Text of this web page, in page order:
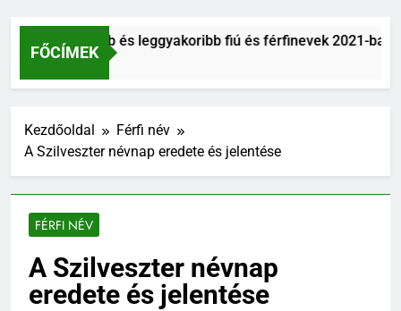
FŐCÍMEK
Legnépszerűbb és leggyakoribb fiú és férfinevek 2021-ban
6 Év Ezelőtt
Kezdőoldal
Férfi név
A Szilveszter névnap eredete és jelentése
FÉRFI NÉV
A Szilveszter névnap
eredete és jelentése